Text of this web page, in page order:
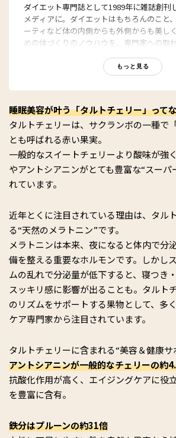
ダイエット専門誌として1989年に雑誌創刊
メディアに。ダイエットはもちろんのこと
ーティなど体の内側からも外側からも美し
めの体づくりのノウハウを、専門家への取
もに、編集部員も自らさまざまなヘルシー
もっと見る
睡眠美容が叶う「タルトチェリー」って
タルトチェリーは、サクランボの一種で
とも呼ばれる赤い果実。
一般的なスイートチェリーより酸味が強
やアントシアニンがとても豊富な“スーパ
れています。
近年とくに注目されている理由は、タル
る“天然のメラトニン”です。
メラトニンは本来、夜になると体内で分
備を整える重要なホルモンです。しかし
ムの乱れで分泌量が低下すると、寝つき
スッキリ感に影響が出ることも。タルト
のリズムをサポートする果物として、多
ケア専門家から注目されています。
タルトチェリーに含まれる“美容＆健康サ
アントシアニンが一般的なチェリーの約
抗酸化作用が高く、エイジングケアに役
を豊富に含有。
鉄分はプルーンの約31倍